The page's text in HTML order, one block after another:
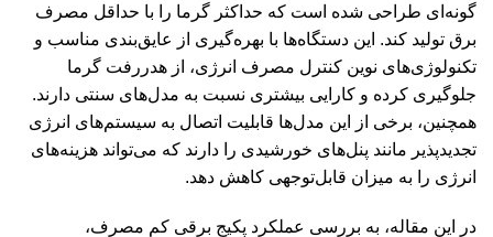
گونه‌ای طراحی شده است که حداکثر گرما را با حداقل مصرف
برق تولید کند. این دستگاه‌ها با بهره‌گیری از عایق‌بندی مناسب و
تکنولوژی‌های نوین کنترل مصرف انرژی، از هدررفت گرما
جلوگیری کرده و کارایی بیشتری نسبت به مدل‌های سنتی دارند.
همچنین، برخی از این مدل‌ها قابلیت اتصال به سیستم‌های انرژی
تجدیدپذیر مانند پنل‌های خورشیدی را دارند که می‌تواند هزینه‌های
انرژی را به میزان قابل‌توجهی کاهش دهد.
در این مقاله، به بررسی عملکرد پکیج برقی کم مصرف،